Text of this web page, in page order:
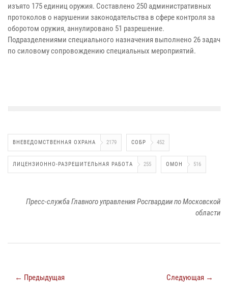
изъято 175 единиц оружия. Составлено 250 административных
протоколов о нарушении законодательства в сфере контроля за
оборотом оружия, аннулировано 51 разрешение.
Подразделениями специального назначения выполнено 26 задач
по силовому сопровождению специальных мероприятий.
ВНЕВЕДОМСТВЕННАЯ ОХРАНА 2179 СОБР 452
ЛИЦЕНЗИОННО-РАЗРЕШИТЕЛЬНАЯ РАБОТА 255 ОМОН 516
Пресс-служба Главного управления Росгвардии по Московской
области
← Предыдущая Следующая →